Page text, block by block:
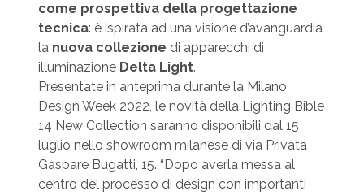
come prospettiva della progettazione
tecnica: è ispirata ad una visione d’avanguardia
la nuova collezione di apparecchi di
illuminazione Delta Light.
Presentate in anteprima durante la Milano
Design Week 2022, le novità della Lighting Bible
14 New Collection saranno disponibili dal 15
luglio nello showroom milanese di via Privata
Gaspare Bugatti, 15. “Dopo averla messa al
centro del processo di design con importanti